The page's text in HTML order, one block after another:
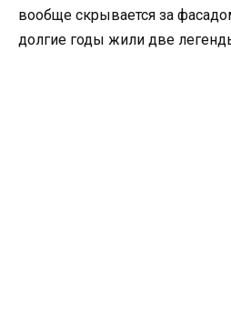
вообще скрывается за
долгие годы жили две